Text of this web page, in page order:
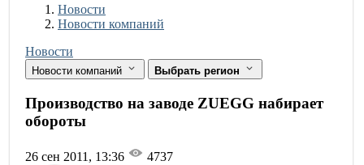
Новости
Разделы
Новости
Новости компаний
Новости
Новости компаний Выбрать регион
Производство на заводе ZUEGG набирает
обороты
26 сен 2011, 13:36 4737